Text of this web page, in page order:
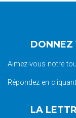
DONNEZ
Aimez-vous notre
Répondez en
LA